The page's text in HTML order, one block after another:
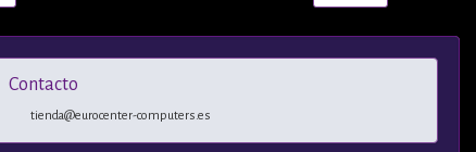
Contacto
tienda@eurocenter-computers.es